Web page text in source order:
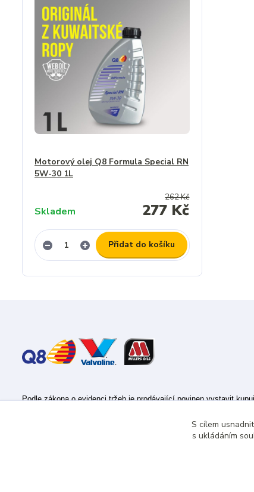
Motorový olej Q8 Formula Special RN
5W-30 1L
262 Kč
277 Kč
Skladem
Přidat do košíku
Podle zákona o evidenci tržeb je prodávající povinen vystavit
Zároveň je povinen zaevidovat přijatou tržbu u správce daně
S cílem
s ukládáním